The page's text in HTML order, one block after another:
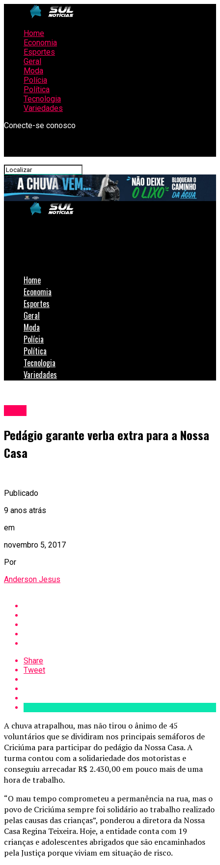
Home
Economia
Esportes
Geral
Moda
Polícia
Política
Tecnologia
Variedades
Conecte-se conosco
Home
Economia
Esportes
Geral
Moda
Polícia
Política
Tecnologia
Variedades
Pedágio garante verba extra para a Nossa
Casa
Publicado
9 anos atrás
em
novembro 5, 2017
Por
Anderson Jesus
Share
Tweet
A chuva atrapalhou, mas não tirou o ânimo de 45
voluntários que se dividiram nos principais semáforos de
Criciúma para participar do pedágio da Nossa Casa. A
turma contou com a solidariedade dos motoristas e
conseguiu arrecadar R$ 2.430,00 em pouco mais de uma
hora de trabalho.
“O mau tempo comprometeu a permanência na rua, mas o
povo de Criciúma sempre foi solidário ao trabalho realizado
pelas causas das crianças”, ponderou a diretora da Nossa
Casa Regina Teixeira. Hoje, a entidade conta com 19
crianças e adolescentes abrigados que são encaminhados
pela Justiça porque viviam em situação de risco.